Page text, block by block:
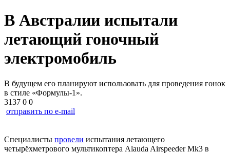
В Австралии испытали
летающий гоночный
электромобиль
В будущем его планируют использовать для проведения гонок
в стиле «Формулы-1».
3137 0 0
отправить по e-mail
Специалисты провели испытания летающего
четырёхметрового мультикоптера Alauda Airspeeder Mk3 в